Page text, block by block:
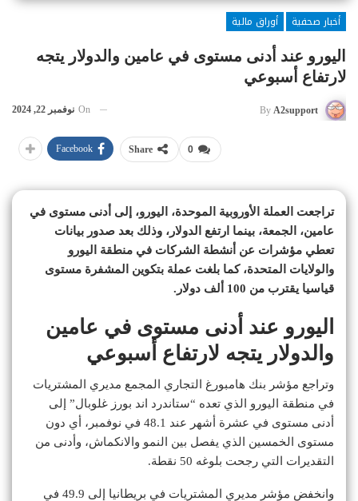
أخبار صحفية
أوراق مالية
اليورو عند أدنى مستوى في عامين والدولار يتجه
لارتفاع أسبوعي
By A2support
On نوفمبر 22, 2024
0
Share
Facebook
تراجعت العملة الأوروبية الموحدة، اليورو، إلى أدنى مستوى في
عامين، الجمعة، بينما ارتفع الدولار، وذلك بعد صدور بيانات
تعطي مؤشرات عن أنشطة الشركات في منطقة اليورو
والولايات المتحدة، كما بلغت عملة بتكوين المشفرة مستوى
قياسيا يقترب من 100 ألف دولار.
اليورو عند أدنى مستوى في عامين
والدولار يتجه لارتفاع أسبوعي
وتراجع مؤشر بنك هامبورغ التجاري المجمع مديري المشتريات
في منطقة اليورو الذي تعده “ستاندرد اند بورز غلوبال” إلى
أدنى مستوى في عشرة أشهر عند 48.1 في نوفمبر، أي دون
مستوى الخمسين الذي يفصل بين النمو والانكماش، وأدنى من
التقديرات التي رجحت بلوغه 50 نقطة.
وانخفض مؤشر مديري المشتريات في بريطانيا إلى 49.9 في